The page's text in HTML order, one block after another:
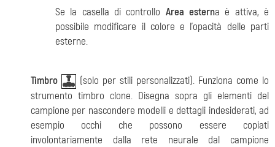
Se la casella di controllo Area esterna è attiva, è
possibile modificare il colore e l'opacità delle parti
esterne.
Timbro
(solo per stili personalizzati). Funziona come lo
strumento timbro clone. Disegna sopra gli elementi del
campione per nascondere modelli e dettagli indesiderati, ad
esempio occhi che possono essere copiati
involontariamente dalla rete neurale dal campione